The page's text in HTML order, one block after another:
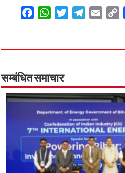
F
e
o
o
k
W
t
A
p
p
T
t
r
T
e
a
m
E
i
C
y
n
k
सम्बंधित समाचार